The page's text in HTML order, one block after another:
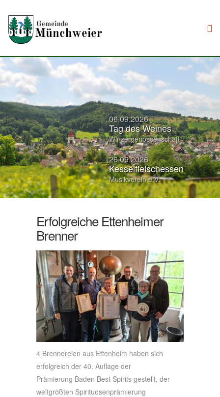
06.09.2026
Tag des Weines
Winzergenossenschaft
26.09.2026
Kesselfleischessen
Musikverein e.V.
Erfolgreiche Ettenheimer
Brenner
4 Brennereien aus Ettenheim haben sich
erfolgreich der 40. Auflage der
Prämierung Baden Best Spirits gestellt, der
weltgrößten Spirituosenprämierung